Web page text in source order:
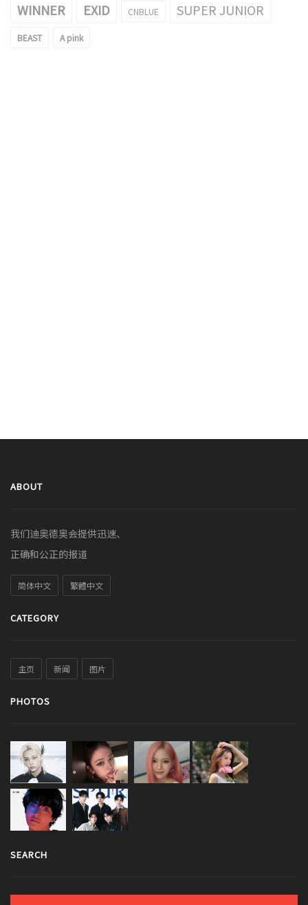
WINNER
EXID CNBLUE SUPER JUNIOR
BEAST A pink
ABOUT
我们迪奥德奥会提供迅速、
正确和公正的报道
简体中文 繁體中文
CATEGORY
主页 新闻 图片
PHOTOS
SEARCH